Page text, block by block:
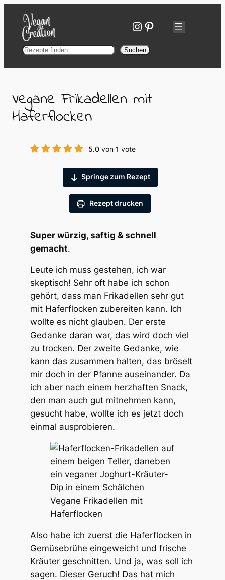
Inhalt
springen
Instagram
Pinterest
Suchen Suchen
Vegane Frikadellen mit
Haferflocken
5.0von 1 vote
Springe zum Rezept
Rezept drucken
Super würzig, saftig & schnell
gemacht.
Leute ich muss gestehen, ich war
skeptisch! Sehr oft habe ich schon
gehört, dass man Frikadellen sehr gut
mit Haferflocken zubereiten kann. Ich
wollte es nicht glauben. Der erste
Gedanke daran war, das wird doch viel
zu trocken. Der zweite Gedanke, wie
kann das zusammen halten, das bröselt
mir doch in der Pfanne auseinander. Da
ich aber nach einem herzhaften Snack,
den man auch gut mitnehmen kann,
gesucht habe, wollte ich es jetzt doch
einmal ausprobieren.
Vegane Frikadellen mit
Haferflocken
Also habe ich zuerst die Haferflocken in
Gemüsebrühe eingeweicht und frische
Kräuter geschnitten. Und ja, was soll ich
sagen. Dieser Geruch! Das hat mich